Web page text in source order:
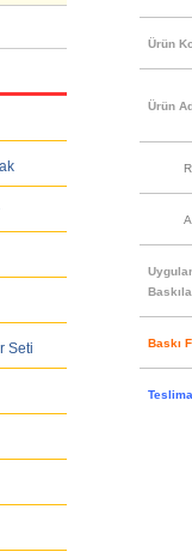
Seti
Ürün
Ürün
Baskı